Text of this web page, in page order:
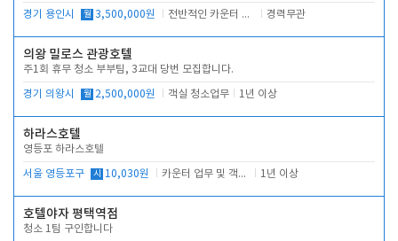
경기 용인시 월 3,500,000원 전반적인 카운터 업무 경력무관
의왕 밀로스 관광호텔
주1회 휴무 청소 부부팀, 3교대 당번 모집합니다.
경기 의왕시 월 2,500,000원 객실 청소업무 1년 이상
하라스호텔
영등포 하라스호텔
서울 영등포구 시 10,030원 카운터 업무 및 객실관리(청소상태 확인, 객실판매) 1년 이상
호텔야자 평택역점
청소 1팀 구인합니다